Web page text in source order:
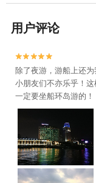
用户评论


除了夜游，游船上还
小朋友们不亦乐乎！
一定要坐船环岛游的！